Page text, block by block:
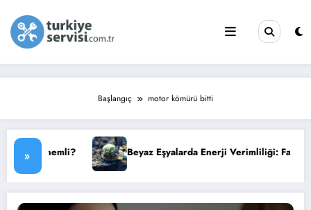
Başlangıç motor kömürü bitti
» Beyaz Eşyalarda Enerji Verimliliği: Faturanızı Düşürün